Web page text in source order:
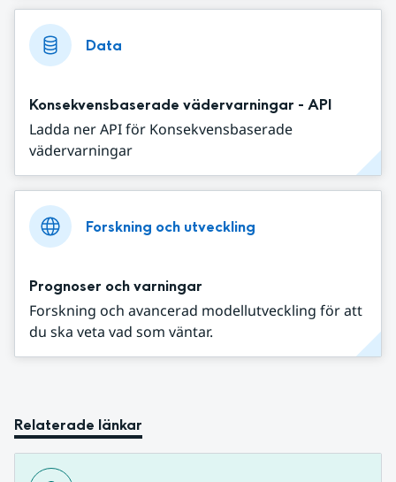
Data
Konsekvensbaserade vädervarningar - API
Ladda ner API för Konsekvensbaserade
vädervarningar
Forskning och utveckling
Prognoser och varningar
Forskning och avancerad modellutveckling för att
du ska veta vad som väntar.
Relaterade länkar